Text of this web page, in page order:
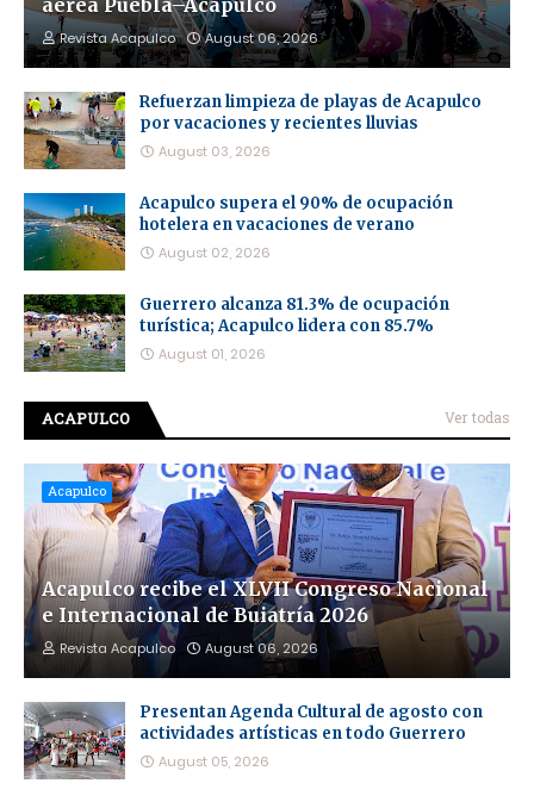
aérea Puebla–Acapulco
Revista Acapulco August 06, 2026
Refuerzan limpieza de playas de Acapulco
por vacaciones y recientes lluvias
August 03, 2026
Acapulco supera el 90% de ocupación
hotelera en vacaciones de verano
August 02, 2026
Guerrero alcanza 81.3% de ocupación
turística; Acapulco lidera con 85.7%
August 01, 2026
ACAPULCO Ver todas
Acapulco
Acapulco recibe el XLVII Congreso Nacional
e Internacional de Buiatría 2026
Revista Acapulco August 06, 2026
Presentan Agenda Cultural de agosto con
actividades artísticas en todo Guerrero
August 05, 2026